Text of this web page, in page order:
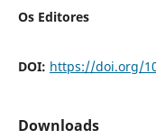
Os Editores
DOI: https://doi.org/
Downloads